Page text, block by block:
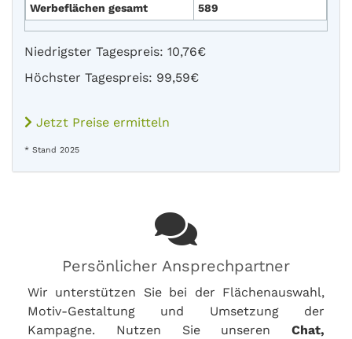
Werbeflächen gesamt
589
Niedrigster Tagespreis: 10,76€
Höchster Tagespreis: 99,59€
Jetzt Preise ermitteln
* Stand 2025
Persönlicher Ansprechpartner
Wir unterstützen Sie bei der Flächenauswahl,
Motiv-Gestaltung und Umsetzung der
Kampagne. Nutzen Sie unseren Chat,